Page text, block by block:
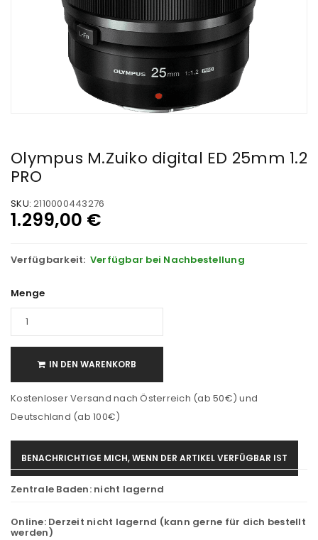
Olympus M.Zuiko digital ED 25mm 1.2
PRO
SKU: 2110000443276
1.299,00 €
Verfügbarkeit: Verfügbar bei Nachbestellung
Menge
IN DEN WARENKORB
Kostenloser Versand nach Österreich (ab 50€) und
Deutschland (ab 100€)
BENACHRICHTIGE MICH, WENN DER ARTIKEL VERFÜGBAR IST
Zentrale Baden: nicht lagernd
Online: Derzeit nicht lagernd (kann gerne für dich bestellt
werden)